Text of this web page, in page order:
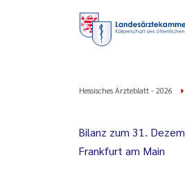
Hessisches Ärzteblatt - 2026
Bilanz zum 31.
Frankfurt am Main